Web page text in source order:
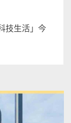
技生活」今